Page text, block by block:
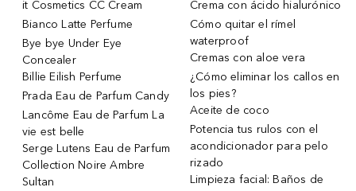
it Cosmetics CC Cream
Bianco Latte Perfume
Bye bye Under Eye
Concealer
Billie Eilish Perfume
Prada Eau de Parfum Candy
Lancôme Eau de Parfum La
vie est belle
Serge Lutens Eau de Parfum
Collection Noire Ambre
Sultan
Crema con ácido hialurónico
Cómo quitar el rímel
waterproof
Cremas con aloe vera
¿Cómo eliminar los callos en
los pies?
Aceite de coco
Potencia tus rulos con el
acondicionador para pelo
rizado
Limpieza facial: Baños de